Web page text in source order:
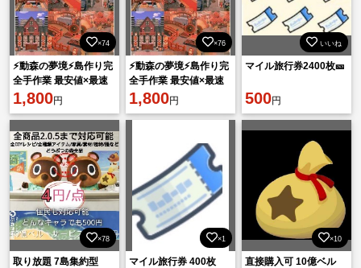
×74
⚡動森の夢境⚡島作り完
全手作業 最安値×最速
対応⭐Ver.3.0＆Switch2
対応
1,800円
×76
⚡動森の夢境⚡島作り完
全手作業 最安値×最速
対応⭐Ver.3.0＆Switch2
対応
1,800円
いいね
マイル旅行券2400枚🎫
500円
×78
取り放題 7島集約型
×1
マイル旅行券 400枚
×10
直接購入可 10億ベル